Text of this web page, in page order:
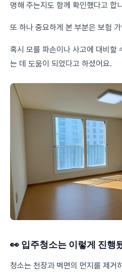
명해 주는지도 함께 확인했다고 합
또 하나 중요하게 본 부분은 보험
혹시 모를 파손이나 사고에 대비할
는 데 도움이 되었다고 하셨어요.
👀 입주청소는 이렇게 진행
청소는 천장과 벽면의 먼지를 제거